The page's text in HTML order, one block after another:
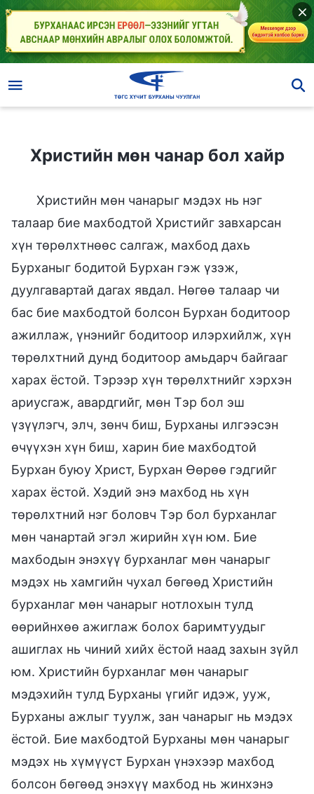
Христийн мөн чанар бол хайр
Христийн мөн чанар бол хайр
Христийн мөн чанарыг мэдэх нь нэг
талаар бие махбодтой Христийг завхарсан
хүн төрөлхтнөөс салгаж, махбод дахь
Бурханыг бодитой Бурхан гэж үзэж,
дуулгавартай дагах явдал. Нөгөө талаар чи
бас бие махбодтой болсон Бурхан бодитоор
ажиллаж, үнэнийг бодитоор илэрхийлж, хүн
төрөлхтний дунд бодитоор амьдарч байгааг
харах ёстой. Тэрээр хүн төрөлхтнийг хэрхэн
ариусгаж, авардгийг, мөн Тэр бол эш
үзүүлэгч, элч, зөнч биш, Бурханы илгээсэн
өчүүхэн хүн биш, харин бие махбодтой
Бурхан буюу Христ, Бурхан Өөрөө гэдгийг
харах ёстой. Хэдий энэ махбод нь хүн
төрөлхтний нэг боловч Тэр бол бурханлаг
мөн чанартай эгэл жирийн хүн юм. Бие
махбодын энэхүү бурханлаг мөн чанарыг
мэдэх нь хамгийн чухал бөгөөд Христийн
бурханлаг мөн чанарыг нотлохын тулд
өөрийнхөө ажиглаж болох баримтуудыг
ашиглах нь чиний хийх ёстой наад захын зүйл
юм. Христийн бурханлаг мөн чанарыг
мэдэхийн тулд Бурханы үгийг идэж, ууж,
Бурханы ажлыг туулж, зан чанарыг нь мэдэх
ёстой. Бие махбодтой Бурханы мөн чанарыг
мэдэх нь хүмүүст Бурхан үнэхээр махбод
болсон бөгөөд энэхүү махбод нь жинхэнэ